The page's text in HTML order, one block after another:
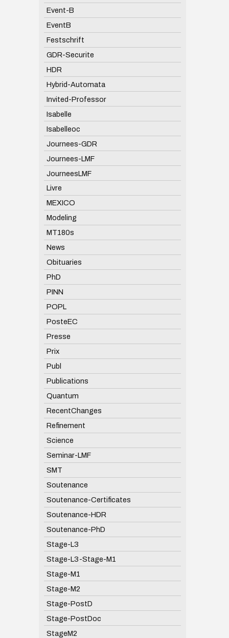
Event-B
EventB
Festschrift
GDR-Securite
HDR
Hybrid-Automata
Invited-Professor
Isabelle
Isabelleoc
Journees-GDR
Journees-LMF
JourneesLMF
Livre
MEXICO
Modeling
MT180s
News
Obituaries
PhD
PINN
POPL
PosteEC
Presse
Prix
Publ
Publications
Quantum
RecentChanges
Refinement
Science
Seminar-LMF
SMT
Soutenance
Soutenance-Certificates
Soutenance-HDR
Soutenance-PhD
Stage-L3
Stage-L3-Stage-M1
Stage-M1
Stage-M2
Stage-PostD
Stage-PostDoc
StageM2